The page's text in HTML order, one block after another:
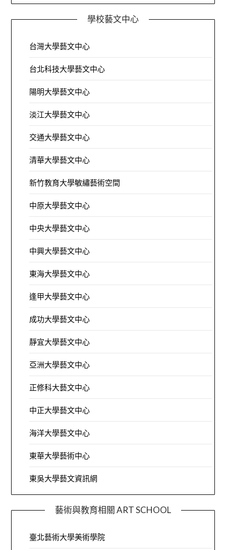
學校藝文中心
台灣大學藝文中心
台北科技大學藝文中心
陽明大學藝文中心
淡江大學藝文中心
交通大學藝文中心
清華大學藝文中心
新竹教育大學敏繡藝術空間
中原大學藝文中心
中央大學藝文中心
中興大學藝文中心
東海大學藝文中心
逢甲大學藝文中心
成功大學藝文中心
靜宜大學藝文中心
亞洲大學藝文中心
正修科大藝文中心
中正大學藝文中心
海洋大學藝文中心
東華大學藝術中心
東吳大學藝文資訊網
藝術與教育相關 ART SCHOOL
臺北藝術大學美術學院